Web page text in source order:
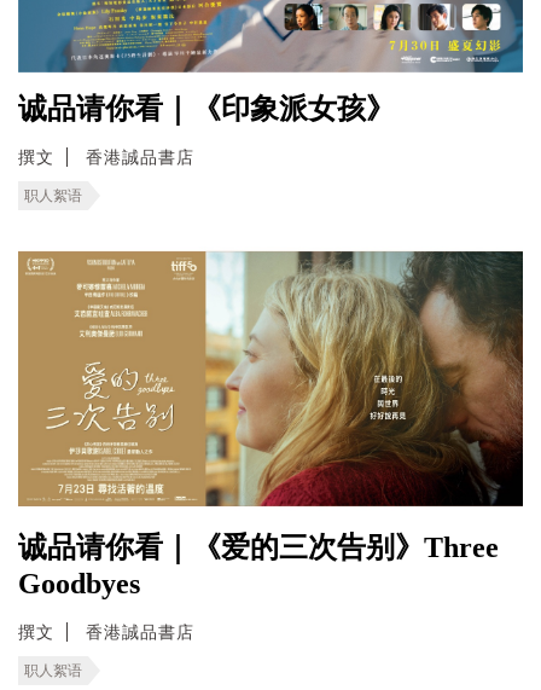
诚品请你看｜《印象派女孩》
撰文 香港誠品書店
职人絮语
诚品请你看｜《爱的三次告别》Three
Goodbyes
撰文 香港誠品書店
职人絮语